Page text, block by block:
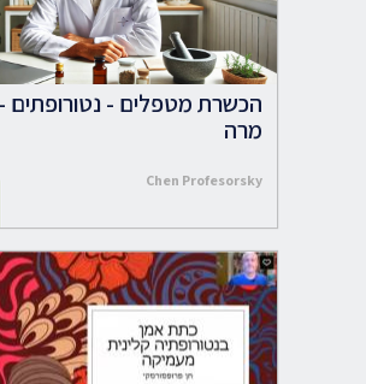
הכשרת מטפלים - נטורופתים
מרה
Chen Profesorsky